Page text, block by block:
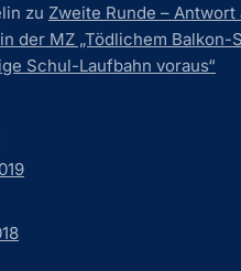
zu Zweite Runde – Antwort
der MZ „Tödlichem Balkon-
Schul-Laufbahn voraus“